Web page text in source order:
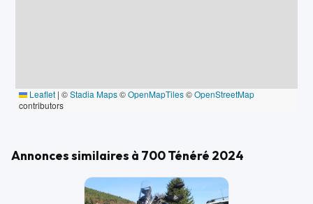
Leaflet | ©Stadia Maps©OpenMapTiles©OpenStreetMap
contributors
Annonces similaires à 700 Ténéré 2024